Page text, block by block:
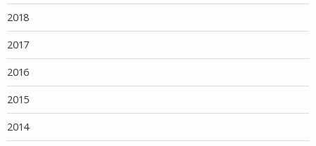
2018
2017
2016
2015
2014